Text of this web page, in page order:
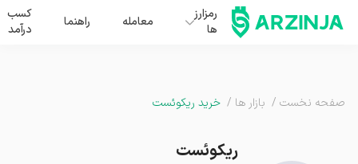
رمزارز
ها
معامله راهنما
کسب
درآمد
صفحه نخست / بازار ها / خرید ریکوئست
ریکوئست